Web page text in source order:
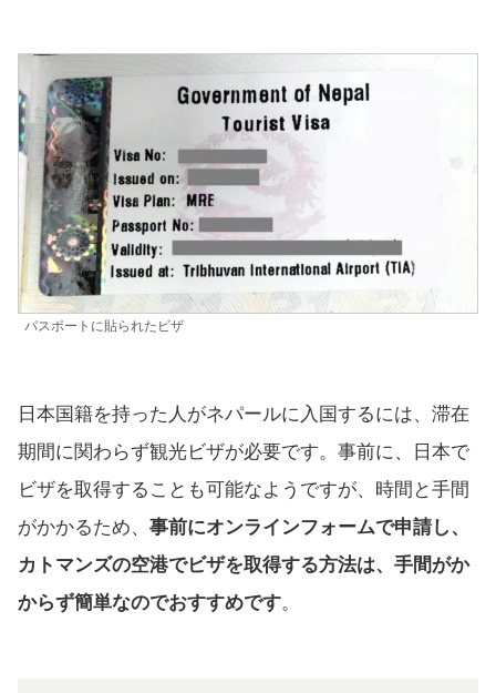
パスポートに貼られたビザ
日本国籍を持った人がネパールに入国するには、滞在
期間に関わらず観光ビザが必要です。事前に、日本で
ビザを取得することも可能なようですが、時間と手間
がかかるため、 事前にオンラインフォームで申請し、
カトマンズの空港でビザを取得する方法は、手間がか
からず簡単なのでおすすめです。